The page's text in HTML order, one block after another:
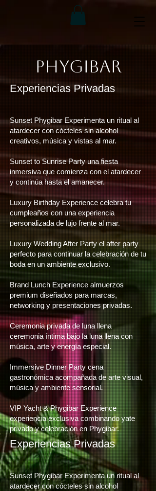
PHYGIBAR
​Experiencias Privadas
Sunset Phygibar Experimenta un ritual al
atardecer con cócteles sin alcohol
creativos, música y vistas al mar.
Sunset to Sunrise Party una fiesta
inmersiva que comienza con el atardecer
y continúa hasta el amanecer.
Luxury Birthday Experience celebra tu
cumpleaños con una experiencia
personalizada de lujo frente al mar.
Luxury Wedding After Party el after party
perfecto para continuar la celebración de tu
boda en un ambiente exclusivo.
Brand Lunch Experience almuerzos
premium diseñados para marcas,
networking y presentaciones privadas.
Ceremonia privada de luna llena
ceremonia íntima bajo la luna llena con
música, arte y energía especial.
Immersive Dinner Party cena
gastronómica acompañada de arte visual,
música y ambiente sensorial.
VIP Yacht & Phygibar Experience
experiencia exclusiva combinando yate
privado y celebración en Phygibar.
​Experiencias Privadas
Sunset Phygibar Experimenta un ritual al
atardecer con cócteles sin alcohol